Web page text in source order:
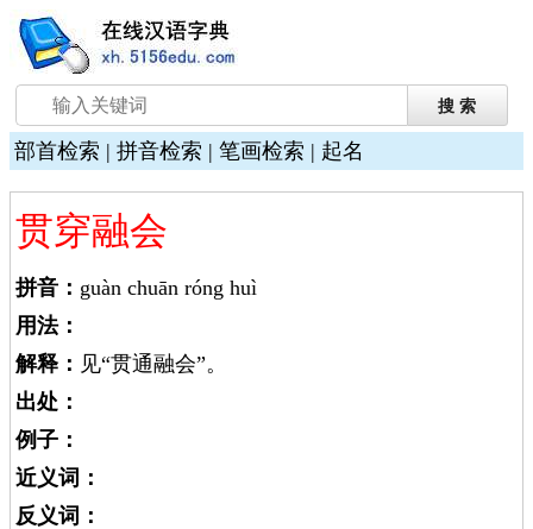
部首检索 | 拼音检索 | 笔画检索 | 起名
贯穿融会
拼音： guàn chuān róng huì
用法：
解释： 见“贯通融会”。
出处：
例子：
近义词：
反义词：